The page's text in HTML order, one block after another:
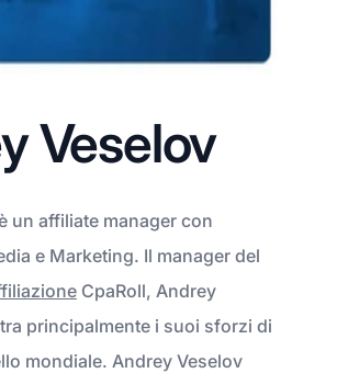
Veselov
un affiliate manager con
e Marketing. Il manager del
CpaRoll, Andrey
principalmente i suoi sforzi di
mondiale. Andrey Veselov